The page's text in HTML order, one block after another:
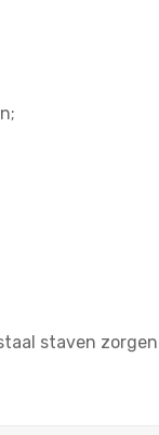
staven